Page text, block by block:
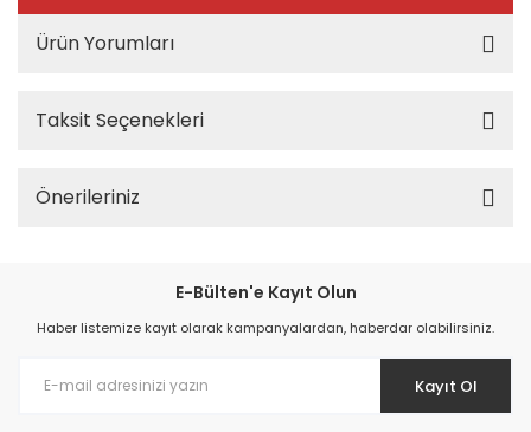
Ürün Yorumları
Taksit Seçenekleri
Önerileriniz
E-Bülten'e Kayıt Olun
Haber listemize kayıt olarak kampanyalardan, haberdar olabilirsiniz.
Kayıt Ol